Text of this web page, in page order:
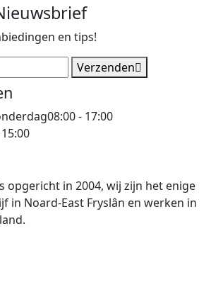
en tips!
Verzenden
08:00 - 17:00
opgericht in 2004, wij zijn het enige
in Noard-East Fryslân en werken in